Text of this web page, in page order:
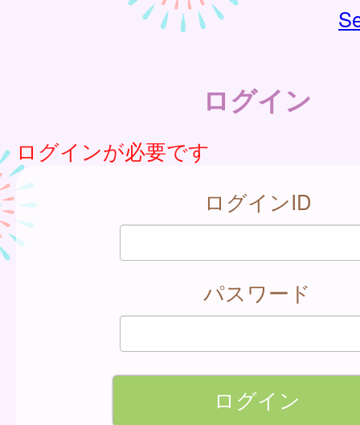
ログイン
ログインが必要です
ログインID
パスワード